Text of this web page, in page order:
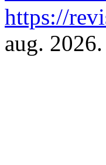
https://
aug. 2026.